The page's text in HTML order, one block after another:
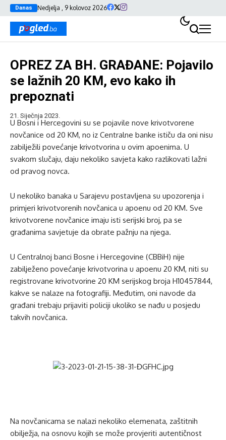
Danas Nedjelja , 9 kolovoz 2026
OPREZ ZA BH. GRAĐANE: Pojavilo
se lažnih 20 KM, evo kako ih
prepoznati
21. Siječnja 2023.
U Bosni i Hercegovini su se pojavile nove krivotvorene
novčanice od 20 KM, no iz Centralne banke ističu da oni nisu
zabilježili povećanje krivotvorina u ovim apoenima. U
svakom slučaju, daju nekoliko savjeta kako razlikovati lažni
od pravog novca.
U nekoliko banaka u Sarajevu postavljena su upozorenja i
primjeri krivotvorenih novčanica u apoenu od 20 KM. Sve
krivotvorene novčanice imaju isti serijski broj, pa se
građanima savjetuje da obrate pažnju na njega.
U Centralnoj banci Bosne i Hercegovine (CBBiH) nije
zabilježeno povećanje krivotvorina u apoenu 20 KM, niti su
registrovane krivotvorine 20 KM serijskog broja H10457844,
kakve se nalaze na fotografiji. Međutim, oni navode da
građani trebaju prijaviti policiji ukoliko se nađu u posjedu
takvih novčanica.
Na novčanicama se nalazi nekoliko elemenata, zaštitnih
obilježja, na osnovu kojih se može provjeriti autentičnost